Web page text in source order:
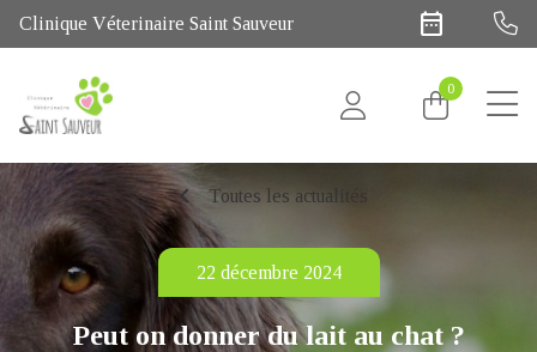
Clinique Véterinaire Saint Sauveur date_range
0
chevron_left Toutes les actualités
22 décembre 2024
Peut on donner du lait au chat ?